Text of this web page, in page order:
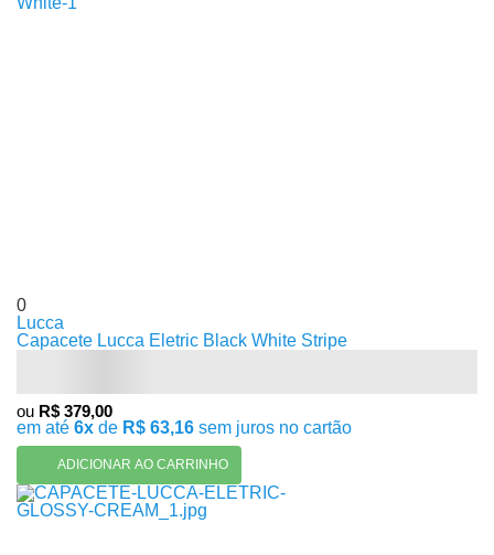
0
Lucca
Capacete Lucca Eletric Black White Stripe
ou R$ 379,00
em até 6x de R$ 63,16 sem juros no cartão
ADICIONAR AO CARRINHO